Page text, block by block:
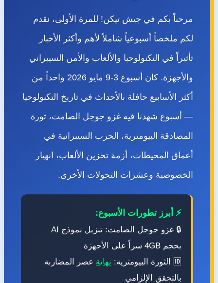
مرحباً بكم في جيش تيكن! للمرة الأولى، نقدم
لكم ملخصاً أسبوعياً شاملاً لأهم وأكثر الأخبار
تأثيراً في التكنولوجيا والألعاب والأمن السيبراني
والأجهزة. كان أسبوع 3-9 مايو 2026 واحداً من
أكثر الأسابيع حافلة بالأحداث في تاريخ التكنولوجيا
— أسبوع شهدنا فيه غزو جوجل الصامت، ثورة
المصادقة البيومترية، الحرب السيبرانية في
أعماق المحيطات، أزمة تخزين الألعاب، انهيار
الخصوصية وعشرات التحولات الأخرى.
⚡ أبرز تطورات الأسبوع:
🔒 غزو جوجل الصامت: تنزيل نموذج AI
بحجم 4GB سراً على الأجهزة
نهايةعصر المضاربة
بالتحقق الإلزامي